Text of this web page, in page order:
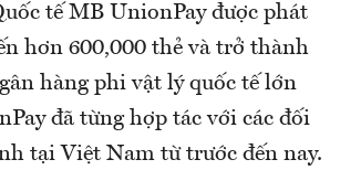
tế MB UnionPay được phát
hơn 600,000 thẻ và trở thành
hàng phi vật lý quốc tế lớn
đã từng hợp tác với các đối
tại Việt Nam từ trước đến nay.